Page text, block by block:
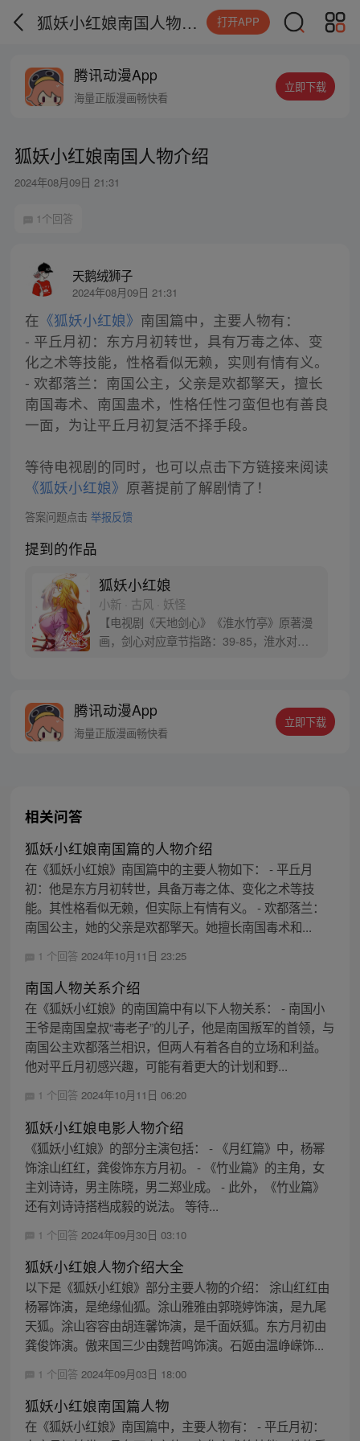
狐妖小红娘南国人物介绍 打开APP
腾讯动漫App
海量正版漫画畅快看
立即下载
狐妖小红娘南国人物介绍
2024年08月09日 21:31
1个回答
天鹅绒狮子
2024年08月09日 21:31
在 《狐妖小红娘》 南国篇中，主要人物有：
- 平丘月初：东方月初转世，具有万毒之体、变
化之术等技能，性格看似无赖，实则有情有义。
- 欢都落兰：南国公主，父亲是欢都擎天，擅长
南国毒术、南国蛊术，性格任性刁蛮但也有善良
一面，为让平丘月初复活不择手段。
等待电视剧的同时，也可以点击下方链接来阅读
《狐妖小红娘》 原著提前了解剧情了！
答案问题点击 举报反馈
提到的作品
狐妖小红娘
小新 · 古风 · 妖怪
【电视剧《天地剑心》《淮水竹亭》原著漫
画，剑心对应章节指路：39-85，淮水对应
腾讯动漫App
海量正版漫画畅快看
立即下载
相关问答
狐妖小红娘南国篇的人物介绍
在《狐妖小红娘》南国篇中的主要人物如下： - 平丘月
初：他是东方月初转世，具备万毒之体、变化之术等技
能。其性格看似无赖，但实际上有情有义。 - 欢都落兰：
南国公主，她的父亲是欢都擎天。她擅长南国毒术和...
1 个回答 2024年10月11日 23:25
南国人物关系介绍
在《狐妖小红娘》的南国篇中有以下人物关系： - 南国小
王爷是南国皇叔“毒老子”的儿子，他是南国叛军的首领，与
南国公主欢都落兰相识，但两人有着各自的立场和利益。
他对平丘月初感兴趣，可能有着更大的计划和野...
1 个回答 2024年10月11日 06:20
狐妖小红娘电影人物介绍
《狐妖小红娘》的部分主演包括： - 《月红篇》中，杨幂
饰涂山红红，龚俊饰东方月初。 - 《竹业篇》的主角，女
主刘诗诗，男主陈晓，男二郑业成。 - 此外，《竹业篇》
还有刘诗诗搭档成毅的说法。 等待...
1 个回答 2024年09月30日 03:10
狐妖小红娘人物介绍大全
以下是《狐妖小红娘》部分主要人物的介绍： 涂山红红由
杨幂饰演，是绝缘仙狐。涂山雅雅由郭晓婷饰演，是九尾
天狐。涂山容容由胡连馨饰演，是千面妖狐。东方月初由
龚俊饰演。傲来国三少由魏哲鸣饰演。石姬由温峥嵘饰...
1 个回答 2024年09月03日 18:00
狐妖小红娘南国篇人物
在《狐妖小红娘》南国篇中，主要人物有： - 平丘月初：